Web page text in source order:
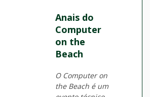
Anais do
Computer
on the
Beach
O Computer on
the Beach é um